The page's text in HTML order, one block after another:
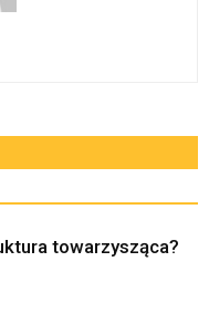
towarzysząca?